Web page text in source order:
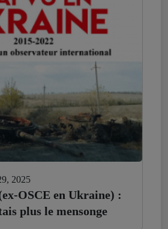
2025
OSCE en Ukraine) :
plus le mensonge